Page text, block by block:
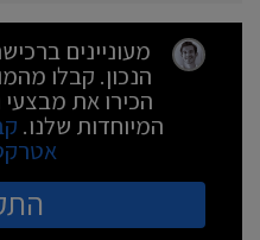
מעוניינים
הנכון. קבלו
הכירו את
המיוחדות שלנו.